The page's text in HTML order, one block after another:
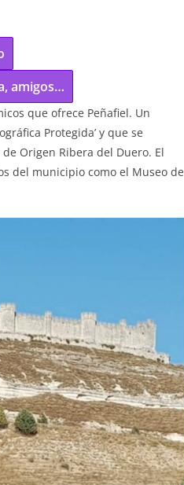
amigos…
que ofrece Peñafiel. Un
Protegida’ y que se
Origen Ribera del Duero. El
del municipio como el Museo de